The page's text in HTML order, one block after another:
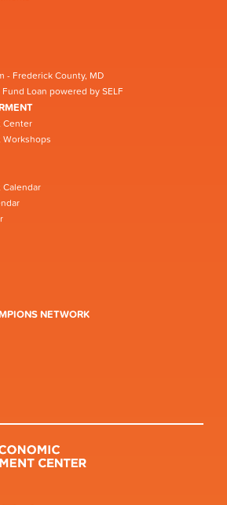
- Frederick County, MD
Loan powered by SELF
Center
NETWORK